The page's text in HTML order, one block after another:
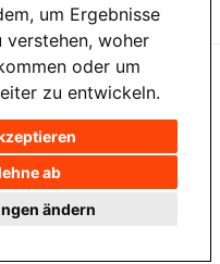
um Ergebnisse
verstehen, woher
oder um
zu entwickeln.
ab
ändern
here +49 6421 3099 3404